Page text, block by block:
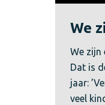
We
We zijn
Dat is
jaar:
veel